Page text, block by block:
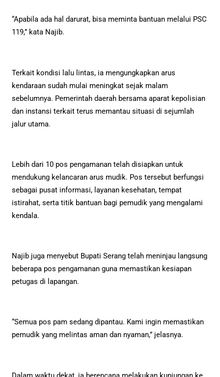
“Apabila ada hal darurat, bisa meminta bantuan melalui PSC
119,” kata Najib.
Terkait kondisi lalu lintas, ia mengungkapkan arus
kendaraan sudah mulai meningkat sejak malam
sebelumnya. Pemerintah daerah bersama aparat kepolisian
dan instansi terkait terus memantau situasi di sejumlah
jalur utama.
Lebih dari 10 pos pengamanan telah disiapkan untuk
mendukung kelancaran arus mudik. Pos tersebut berfungsi
sebagai pusat informasi, layanan kesehatan, tempat
istirahat, serta titik bantuan bagi pemudik yang mengalami
kendala.
Najib juga menyebut Bupati Serang telah meninjau langsung
beberapa pos pengamanan guna memastikan kesiapan
petugas di lapangan.
“Semua pos pam sedang dipantau. Kami ingin memastikan
pemudik yang melintas aman dan nyaman,” jelasnya.